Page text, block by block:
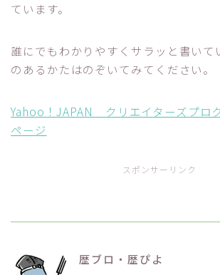
ています。
誰にでもわかりやすくサラッと書いて
のあるかたはのぞいてみてください。
Yahoo！JAPAN クリエイターズプロ
ページ
スポンサーリンク
歴ブロ・歴ぴよ